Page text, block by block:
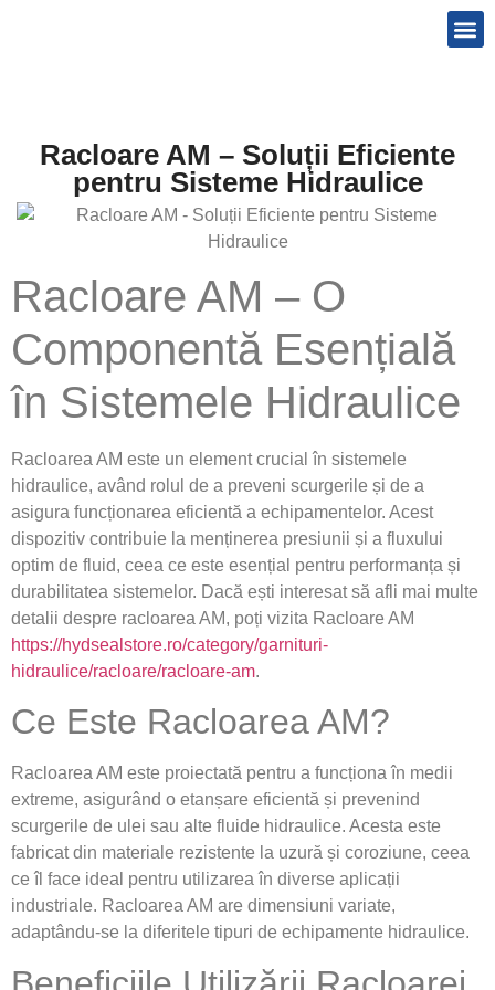
Racloare AM – Soluții Eficiente
pentru Sisteme Hidraulice
Racloare AM – O
Componentă Esențială
în Sistemele Hidraulice
Racloarea AM este un element crucial în sistemele
hidraulice, având rolul de a preveni scurgerile și de a
asigura funcționarea eficientă a echipamentelor. Acest
dispozitiv contribuie la menținerea presiunii și a fluxului
optim de fluid, ceea ce este esențial pentru performanța și
durabilitatea sistemelor. Dacă ești interesat să afli mai multe
detalii despre racloarea AM, poți vizita Racloare AM
https://hydsealstore.ro/category/garnituri-
hidraulice/racloare/racloare-am.
Ce Este Racloarea AM?
Racloarea AM este proiectată pentru a funcționa în medii
extreme, asigurând o etanșare eficientă și prevenind
scurgerile de ulei sau alte fluide hidraulice. Acesta este
fabricat din materiale rezistente la uzură și coroziune, ceea
ce îl face ideal pentru utilizarea în diverse aplicații
industriale. Racloarea AM are dimensiuni variate,
adaptându-se la diferitele tipuri de echipamente hidraulice.